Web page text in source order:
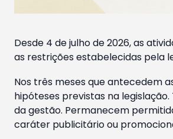
Desde 4 de julho de 2026, as
as restrições estabelecidas pela
Nos três meses que antecedem
hipóteses previstas na
da gestão. Permanecem
caráter publicitário ou